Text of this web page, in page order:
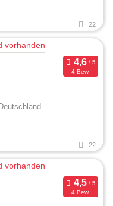
22
4 Bew.
22
4 Bew.